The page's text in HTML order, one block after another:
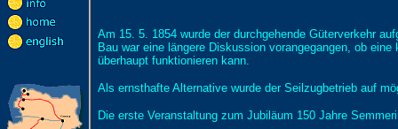
Am 15. 5. 1854 wurde der durchgehende Güterverkehr
Bau war eine längere Diskussion vorangegangen, ob
überhaupt funktionieren kann.
Als ernsthafte Alternative wurde der Seilzugbetrieb auf
Die erste Veranstaltung zum Jubiläum 150 Jahre